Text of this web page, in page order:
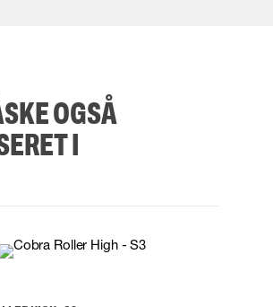
OGSÅ
I
38